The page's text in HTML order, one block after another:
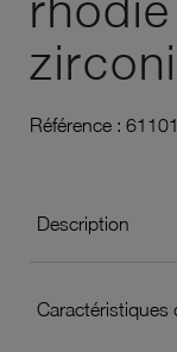
Référence :
Description
Caractéristiques